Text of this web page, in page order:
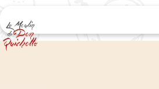
Panneau de gestion des cookies